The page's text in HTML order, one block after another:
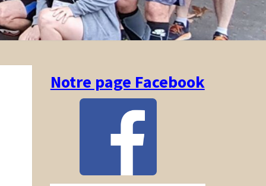
Notre page Facebook